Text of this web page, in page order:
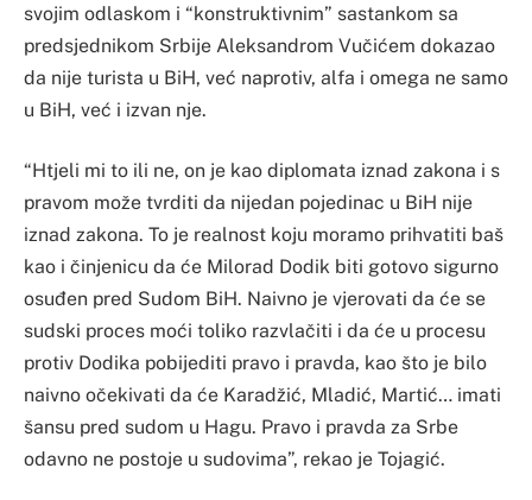
svojim odlaskom i “konstruktivnim” sastankom sa
predsjednikom Srbije Aleksandrom Vučićem dokazao
da nije turista u BiH, već naprotiv, alfa i omega ne samo
u BiH, već i izvan nje.
“Htjeli mi to ili ne, on je kao diplomata iznad zakona i s
pravom može tvrditi da nijedan pojedinac u BiH nije
iznad zakona. To je realnost koju moramo prihvatiti baš
kao i činjenicu da će Milorad Dodik biti gotovo sigurno
osuđen pred Sudom BiH. Naivno je vjerovati da će se
sudski proces moći toliko razvlačiti i da će u procesu
protiv Dodika pobijediti pravo i pravda, kao što je bilo
naivno očekivati da će Karadžić, Mladić, Martić… imati
šansu pred sudom u Hagu. Pravo i pravda za Srbe
odavno ne postoje u sudovima”, rekao je Tojagić.